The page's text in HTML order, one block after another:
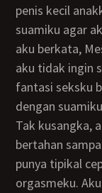
penis kecil
suamiku agar
aku berkata,
aku tidak ingin
fantasi seksku
dengan
Tak kusangka, apa yang dilakukan anakku bisa
bertahan
punya tipikal
orgasmeku.